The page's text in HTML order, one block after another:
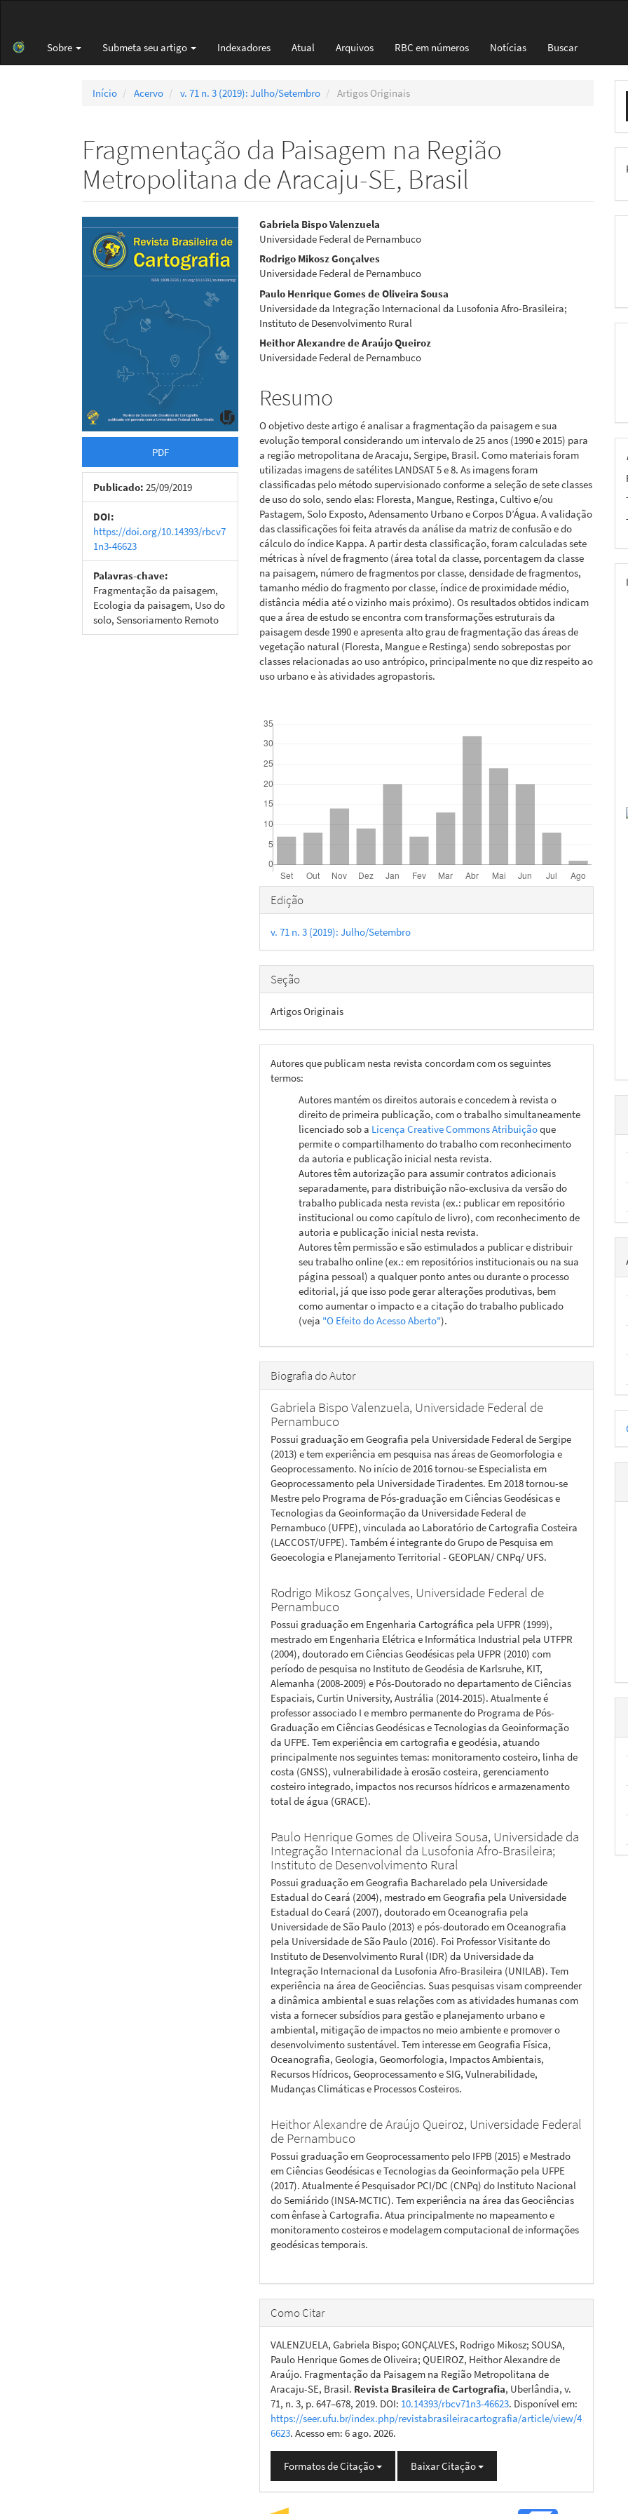
principal
Barra
Sobre Submeta seu artigo Indexadores Atual Arquivos RBC em números Notícias Buscar
Início Acervo v. 71 n. 3 (2019): Julho/Setembro Artigos Originais
Fragmentação da Paisagem na Região
Metropolitana de Aracaju-SE, Brasil
Barra
lateral
de
artigos
PDF
Publicado: 25/09/2019
DOI:
https://doi.org/10.14393/rbcv7
1n3-46623
Palavras-chave:
Fragmentação da paisagem,
Ecologia da paisagem, Uso do
solo, Sensoriamento Remoto
Conteúdo
do
artigo
principal
Gabriela Bispo Valenzuela
Universidade Federal de Pernambuco
Rodrigo Mikosz Gonçalves
Universidade Federal de Pernambuco
Paulo Henrique Gomes de Oliveira Sousa
Universidade da Integração Internacional da Lusofonia Afro-Brasileira;
Instituto de Desenvolvimento Rural
Heithor Alexandre de Araújo Queiroz
Universidade Federal de Pernambuco
Resumo
O objetivo deste artigo é analisar a fragmentação da paisagem e sua
evolução temporal considerando um intervalo de 25 anos (1990 e 2015) para
a região metropolitana de Aracaju, Sergipe, Brasil. Como materiais foram
utilizadas imagens de satélites LANDSAT 5 e 8. As imagens foram
classificadas pelo método supervisionado conforme a seleção de sete classes
de uso do solo, sendo elas: Floresta, Mangue, Restinga, Cultivo e/ou
Pastagem, Solo Exposto, Adensamento Urbano e Corpos D’Água. A validação
das classificações foi feita através da análise da matriz de confusão e do
cálculo do índice Kappa. A partir desta classificação, foram calculadas sete
métricas à nível de fragmento (área total da classe, porcentagem da classe
na paisagem, número de fragmentos por classe, densidade de fragmentos,
tamanho médio do fragmento por classe, índice de proximidade médio,
distância média até o vizinho mais próximo). Os resultados obtidos indicam
que a área de estudo se encontra com transformações estruturais da
paisagem desde 1990 e apresenta alto grau de fragmentação das áreas de
vegetação natural (Floresta, Mangue e Restinga) sendo sobrepostas por
classes relacionadas ao uso antrópico, principalmente no que diz respeito ao
uso urbano e às atividades agropastoris.
Detalhes
do
artigo
Edição
v. 71 n. 3 (2019): Julho/Setembro
Seção
Artigos Originais
Autores que publicam nesta revista concordam com os seguintes
termos:
Autores mantém os direitos autorais e concedem à revista o
direito de primeira publicação, com o trabalho simultaneamente
licenciado sob a Licença Creative Commons Atribuiçãoque
permite o compartilhamento do trabalho com reconhecimento
da autoria e publicação inicial nesta revista.
Autores têm autorização para assumir contratos adicionais
separadamente, para distribuição não-exclusiva da versão do
trabalho publicada nesta revista (ex.: publicar em repositório
institucional ou como capítulo de livro), com reconhecimento de
autoria e publicação inicial nesta revista.
Autores têm permissão e são estimulados a publicar e distribuir
seu trabalho online (ex.: em repositórios institucionais ou na sua
página pessoal) a qualquer ponto antes ou durante o processo
editorial, já que isso pode gerar alterações produtivas, bem
como aumentar o impacto e a citação do trabalho publicado
(veja "O Efeito do Acesso Aberto").
Biografia do Autor
Gabriela Bispo Valenzuela, Universidade Federal de
Pernambuco
Possui graduação em Geografia pela Universidade Federal de Sergipe
(2013) e tem experiência em pesquisa nas áreas de Geomorfologia e
Geoprocessamento. No início de 2016 tornou-se Especialista em
Geoprocessamento pela Universidade Tiradentes. Em 2018 tornou-se
Mestre pelo Programa de Pós-graduação em Ciências Geodésicas e
Tecnologias da Geoinformação da Universidade Federal de
Pernambuco (UFPE), vinculada ao Laboratório de Cartografia Costeira
(LACCOST/UFPE). Também é integrante do Grupo de Pesquisa em
Geoecologia e Planejamento Territorial - GEOPLAN/ CNPq/ UFS.
Rodrigo Mikosz Gonçalves, Universidade Federal de
Pernambuco
Possui graduação em Engenharia Cartográfica pela UFPR (1999),
mestrado em Engenharia Elétrica e Informática Industrial pela UTFPR
(2004), doutorado em Ciências Geodésicas pela UFPR (2010) com
período de pesquisa no Instituto de Geodésia de Karlsruhe, KIT,
Alemanha (2008-2009) e Pós-Doutorado no departamento de Ciências
Espaciais, Curtin University, Austrália (2014-2015). Atualmente é
professor associado I e membro permanente do Programa de Pós-
Graduação em Ciências Geodésicas e Tecnologias da Geoinformação
da UFPE. Tem experiência em cartografia e geodésia, atuando
principalmente nos seguintes temas: monitoramento costeiro, linha de
costa (GNSS), vulnerabilidade à erosão costeira, gerenciamento
costeiro integrado, impactos nos recursos hídricos e armazenamento
total de água (GRACE).
Paulo Henrique Gomes de Oliveira Sousa, Universidade da
Integração Internacional da Lusofonia Afro-Brasileira;
Instituto de Desenvolvimento Rural
Possui graduação em Geografia Bacharelado pela Universidade
Estadual do Ceará (2004), mestrado em Geografia pela Universidade
Estadual do Ceará (2007), doutorado em Oceanografia pela
Universidade de São Paulo (2013) e pós-doutorado em Oceanografia
pela Universidade de São Paulo (2016). Foi Professor Visitante do
Instituto de Desenvolvimento Rural (IDR) da Universidade da
Integração Internacional da Lusofonia Afro-Brasileira (UNILAB). Tem
experiência na área de Geociências. Suas pesquisas visam compreender
a dinâmica ambiental e suas relações com as atividades humanas com
vista a fornecer subsídios para gestão e planejamento urbano e
ambiental, mitigação de impactos no meio ambiente e promover o
desenvolvimento sustentável. Tem interesse em Geografia Física,
Oceanografia, Geologia, Geomorfologia, Impactos Ambientais,
Recursos Hídricos, Geoprocessamento e SIG, Vulnerabilidade,
Mudanças Climáticas e Processos Costeiros.
Heithor Alexandre de Araújo Queiroz, Universidade Federal
de Pernambuco
Possui graduação em Geoprocessamento pelo IFPB (2015) e Mestrado
em Ciências Geodésicas e Tecnologias da Geoinformação pela UFPE
(2017). Atualmente é Pesquisador PCI/DC (CNPq) do Instituto Nacional
do Semiárido (INSA-MCTIC). Tem experiência na área das Geociências
com ênfase à Cartografia. Atua principalmente no mapeamento e
monitoramento costeiros e modelagem computacional de informações
geodésicas temporais.
Como Citar
VALENZUELA, Gabriela Bispo; GONÇALVES, Rodrigo Mikosz; SOUSA,
Paulo Henrique Gomes de Oliveira; QUEIROZ, Heithor Alexandre de
Araújo. Fragmentação da Paisagem na Região Metropolitana de
Aracaju-SE, Brasil. Revista Brasileira de Cartografia, Uberlândia, v.
71, n. 3, p. 647–678, 2019. DOI: 10.14393/rbcv71n3-46623. Disponível em:
https://seer.ufu.br/index.php/revistabrasileiracartografia/article/view/4
6623. Acesso em: 6 ago. 2026.
Formatos de Citação Baixar Citação